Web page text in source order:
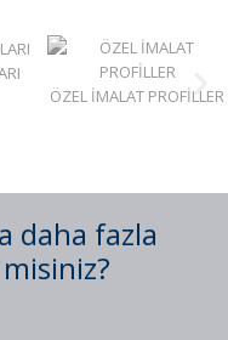
ÖZEL İMALAT PROFİLLER
daha fazla